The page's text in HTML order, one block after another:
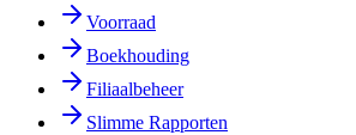
Voorraad
Boekhouding
Filiaalbeheer
Slimme Rapporten